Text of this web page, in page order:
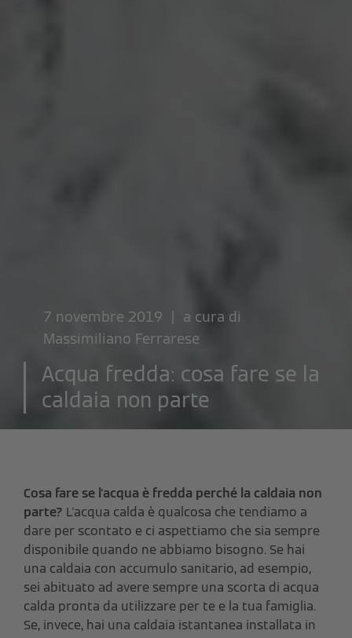
7 novembre 2019 | a cura di
Massimiliano Ferrarese
Acqua fredda: cosa fare se la
caldaia non parte
Cosa fare se l'acqua è fredda perché la caldaia non
parte? L'acqua calda è qualcosa che tendiamo a
dare per scontato e ci aspettiamo che sia sempre
disponibile quando ne abbiamo bisogno. Se hai
una caldaia con accumulo sanitario, ad esempio,
sei abituato ad avere sempre una scorta di acqua
calda pronta da utilizzare per te e la tua famiglia.
Se, invece, hai una caldaia istantanea installata in